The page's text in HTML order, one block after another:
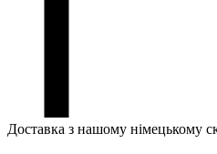
Доставка з нашому німецькому